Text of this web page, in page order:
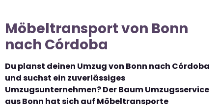
Möbeltransport von Bonn
nach Córdoba
Du planst deinen Umzug von Bonn nach Córdoba
und suchst ein zuverlässiges
Umzugsunternehmen? Der Baum Umzugsservice
aus Bonn hat sich auf Möbeltransporte